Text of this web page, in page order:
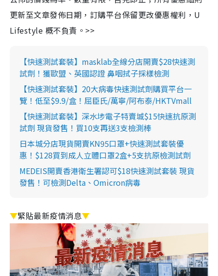
更新至文章發佈日期，訂購平台保留更改優惠權利，U
Lifestyle 概不負責。>>
【快速測試套裝】masklab全線分店開賣$28快速測
試劑！獲歐盟、英國認證 鼻咽拭子採樣檢測
【快速測試套裝】20大病毒快速測試劑購買平台一
覽！低至$9.9/盒！屈臣氏/萬寧/阿布泰/HKTVmall
【快速測試套裝】深水埗電子特賣城$15快速抗原測
試劑 現貨發售！買10支再送3支檢測棒
日本城分店現貨開賣KN95口罩+快速測試套裝優
惠！$128買到成人立體口罩2盒+5支抗原檢測試劑
MEDEIS開賣香港衛生署認可$18快速測試套裝 現貨
發售！可檢測Delta、Omicron病毒
▼緊貼最新疫情消息▼